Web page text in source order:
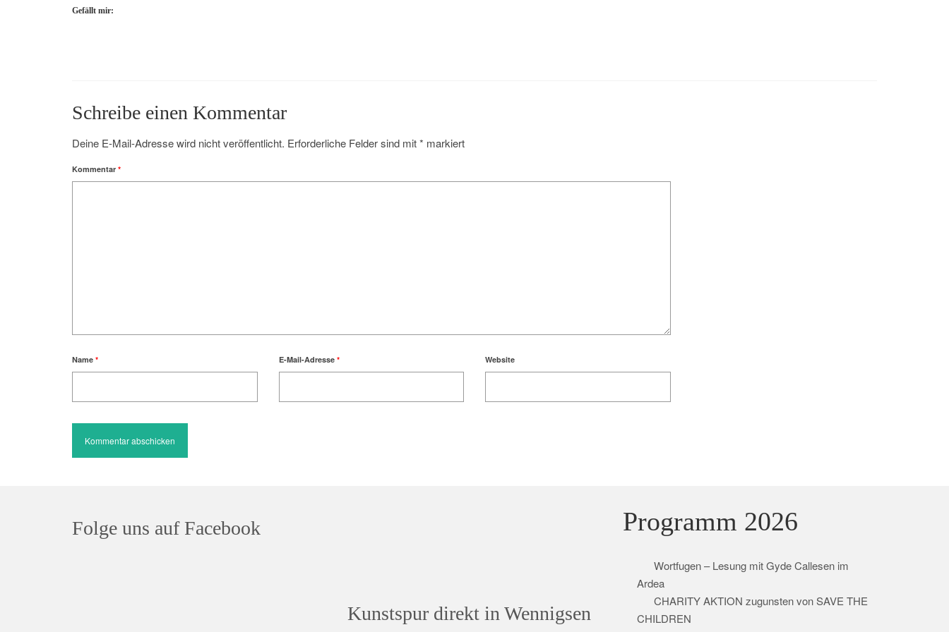
Gefällt mir:
Schreibe einen Kommentar
Deine E-Mail-Adresse wird nicht veröffentlicht. Erforderliche Felder sind mit* markiert
Kommentar *
Name * E-Mail-Adresse * Website
Folge uns auf Facebook
Kunstspur direkt in Wennigsen
Programm 2026
Wortfugen – Lesung mit Gyde Callesen im
Ardea
CHARITY AKTION zugunsten von SAVE THE
CHILDREN